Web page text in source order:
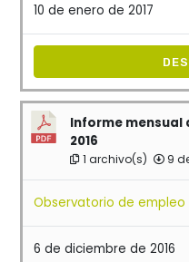
10 de enero de 2017
Informe mensual
2016
1 archivo(s) 9
Observatorio de empleo
6 de diciembre de 2016